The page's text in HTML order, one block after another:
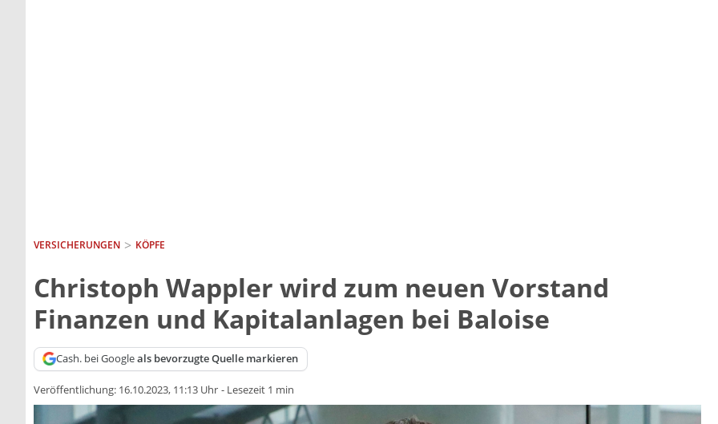
VERSICHERUNGEN KÖPFE
Christoph Wappler wird zum neuen Vorstand
Finanzen und Kapitalanlagen bei Baloise
Cash. bei Googleals bevorzugte Quelle markieren
Veröffentlichung: 16.10.2023, 11:13 Uhr - Lesezeit 1 min